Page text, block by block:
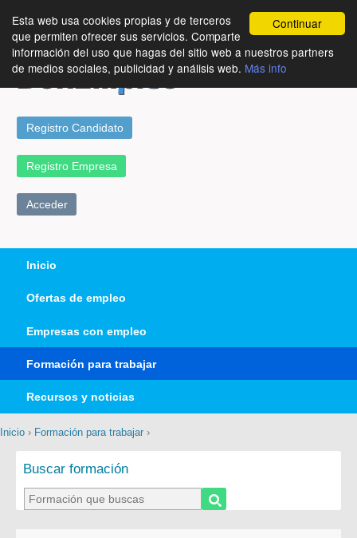
Continuar
Esta web usa cookies propias y de terceros
que permiten ofrecer sus servicios. Comparte
información del uso que hagas del sitio web a nuestros partners
de medios sociales, publicidad y análisis web. Más info
Registro Candidato
Registro Empresa
Acceder
Inicio
Ofertas de empleo
Empresas con empleo
Formación para trabajar
Recursos y noticias
Inicio › Formación para trabajar ›
Buscar formación